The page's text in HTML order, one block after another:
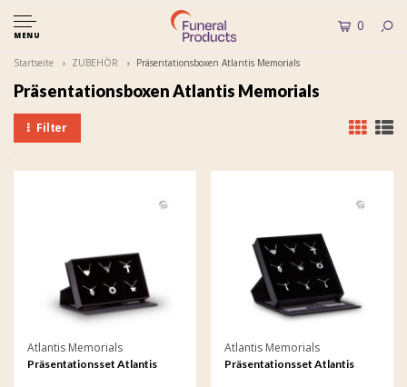
MENU
0
Startseite ZUBEHÖR Präsentationsboxen Atlantis Memorials
Präsentationsboxen Atlantis Memorials
Filter
Atlantis Memorials
Präsentationsset Atlantis
Atlantis Memorials
Präsentationsset Atlantis